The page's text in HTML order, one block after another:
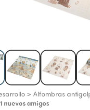
> Alfombras
nuevos amigos